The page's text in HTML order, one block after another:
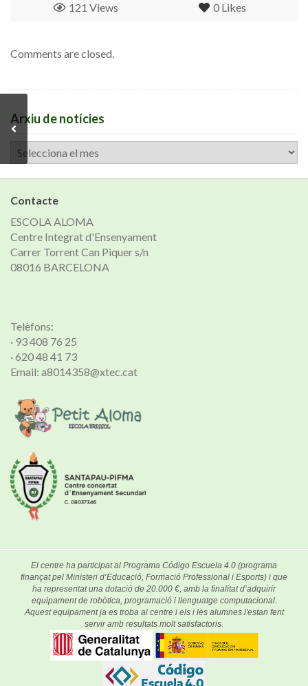
0 Likes
121 Views
Comments are closed.
Arxiu de notícies
Arxiu
de
notícies
Contacte
ESCOLA ALOMA
Centre Integrat d'Ensenyament
Carrer Torrent Can Piquer s/n
08016 BARCELONA
Telèfons:
· 93 408 76 25
· 620 48 41 73
Email: a8014358@xtec.cat
El centre ha participat al Programa Código Escuela 4.0 (programa
finançat pel Ministeri d’Educació, Formació Professional i Esports) i que
ha representat una dotació de 20.000 €, amb la finalitat d’adquirir
equipament de robòtica, programació i llenguatge computacional.
Aquest equipament ja es troba al centre i els i les alumnes l'estan fent
servir amb resultats molt satisfactoris.